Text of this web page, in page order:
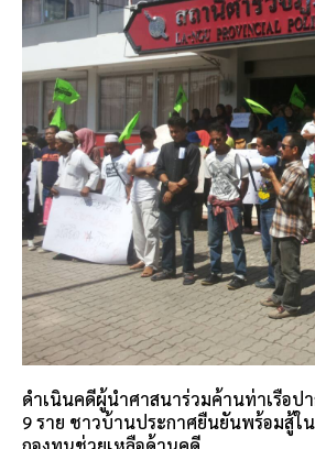
ดำเนินคดีผู้นำศาสนาร่วมค้านท่าเรือป
9 ราย ชาวบ้านประกาศยืนยันพร้อมสู้ใ